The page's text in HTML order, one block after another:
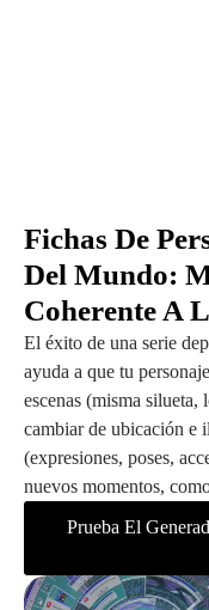
Fichas De
Del Mundo:
Coherente A
El éxito de una serie
ayuda a que tu
escenas (misma
cambiar de ubicación e
(expresiones, poses,
nuevos momentos,
Prueba El